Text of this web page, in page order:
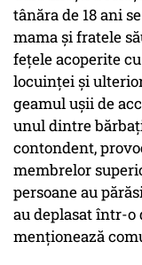
tânăra de 18 ani
mama şi fratele
feţele acoperite
locuinţei şi
geamul uşii de
unul dintre
contondent,
membrelor
persoane au
au deplasat într-o
menţionează